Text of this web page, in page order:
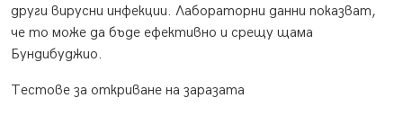
други вирусни инфекции. Лабораторни данни показват,
че то може да бъде ефективно и срещу щама
Бундибуджио.
Тестове за откриване на заразата